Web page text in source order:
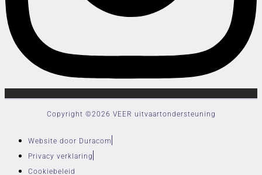
Copyright ©2026 VEER uitvaartondersteuning
Website door Duracom
Privacy verklaring
Cookiebeleid